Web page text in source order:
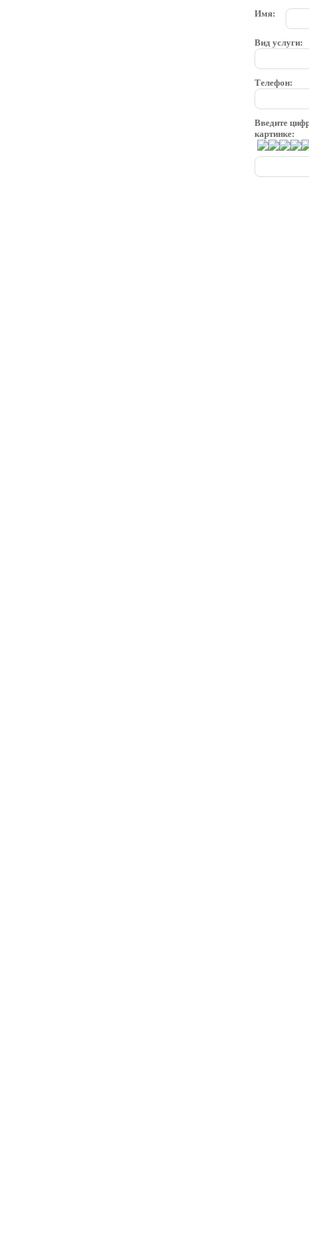
Имя:
Вид услуги:
Телефон:
Введите
картинке: